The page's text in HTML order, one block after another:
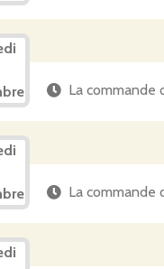
La commande
La commande